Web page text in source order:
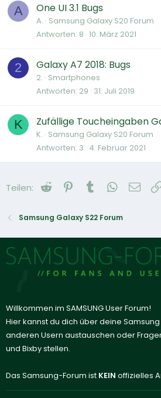
A One UI 3.1 Bugs
A. Samsung Galaxy S20 Forum
Antworten 8 10. März 2021
2 Galaxy A7 2018: Bugs
2. Smartphones
Antworten 29 31. Juli 2019
K Zufällige Toucheingaben
K. Samsung Galaxy S20 Forum
Antworten 3 4. Februar 2021
Teilen: Reddit Pinterest
Tumblr E-
Samsung Galaxy S22 Forum
Willkommen im SAMSUNG User Forum!
Hier kannst du dich über deine
anderen Usern austauschen oder
und Bixby stellen.
Das Samsung-Forum ist KEIN offizielles